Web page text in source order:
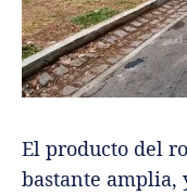
El producto del
bastante amplia,